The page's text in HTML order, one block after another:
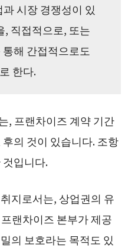
시장 경쟁성이 있
, 직접적으로, 또는
통해 간접적으로도
한다.
, 프랜차이즈 계약 기간
의 것이 있습니다. 조항
입니다.
지로서는, 상업권의 유
랜차이즈 본부가 제공
의 보호라는 목적도 있